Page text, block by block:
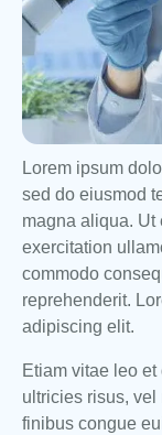
Lorem ipsum
sed do eiusmod
magna aliqua. Ut
exercitation
commodo
reprehenderit.
adipiscing elit.
Etiam vitae leo
ultricies risus, vel
finibus congue